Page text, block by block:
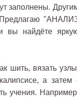
заполнены.
Предлагаю
вы найдёте
шить, вязать
а затем
учения.